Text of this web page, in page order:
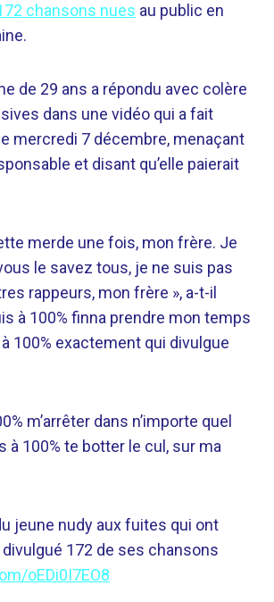
chansons nues au public en
de 29 ans a répondu avec colère
dans une vidéo qui a fait
mercredi 7 décembre, menaçant
et disant qu’elle paierait
merde une fois, mon frère. Je
le savez tous, je ne suis pas
rappeurs, mon frère », a-t-il
à 100% finna prendre mon temps
100% exactement qui divulgue
m’arrêter dans n’importe quel
à 100% te botter le cul, sur ma
jeune nudy aux fuites qui ont
172 de ses chansons
oEDi0I7EO8